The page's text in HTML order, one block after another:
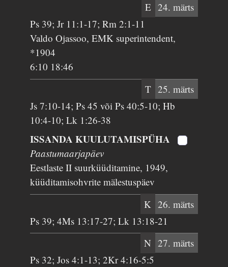
E 24. märts
Ps 39; Jr 11:1-17; Rm 2:1-11
Valdo Ojassoo, EMK superintendent,
*1904
6:10 18:46
T 25. märts
Js 7:10-14; Ps 45 või Ps 40:5-10; Hb
10:4-10; Lk 1:26-38
ISSANDA KUULUTAMISPÜHA
Paastumaarjapäev
Eestlaste II suurküüditamine, 1949,
küüditamisohvrite mälestuspäev
K 26. märts
Ps 39; 4Ms 13:17-27; Lk 13:18-21
N 27. märts
Ps 32; Jos 4:1-13; 2Kr 4:16-5:5